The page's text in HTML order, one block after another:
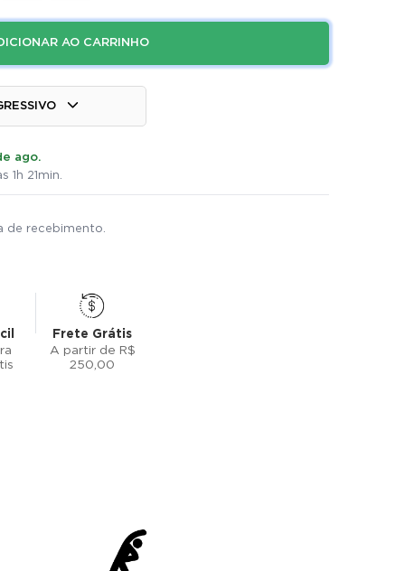
AO CARRINHO
ago.
21min.
de recebimento.
Frete Grátis
A partir de R$
250,00